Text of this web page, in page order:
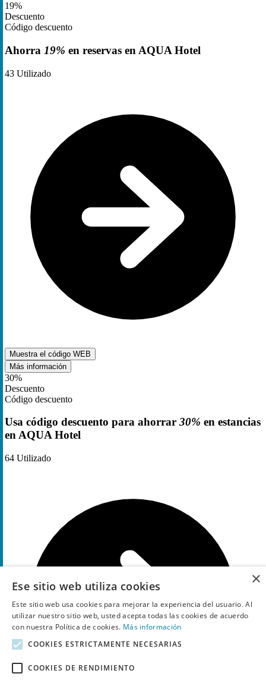
19%
Descuento
Código descuento
Ahorra 19% en reservas en AQUA Hotel
43 Utilizado
Muestra el código WEB
Más información
30%
Descuento
Código descuento
Usa código descuento para ahorrar 30% en estancias
en AQUA Hotel
64 Utilizado
×
Ese sitio web utiliza cookies
Este sitio web usa cookies para mejorar la experiencia del usuario. Al
utilizar nuestro sitio web, usted acepta todas las cookies de acuerdo
con nuestra Política de cookies. Más información
COOKIES ESTRICTAMENTE NECESARIAS
COOKIES DE RENDIMIENTO